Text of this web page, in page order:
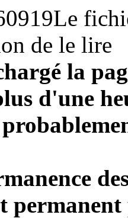
de le lire
la
d'une